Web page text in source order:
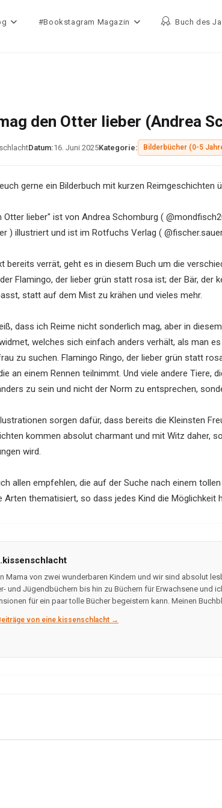
#Bookstagram Magazin Buch des
den Otter lieber (Andrea
Datum:16. Juni 2025Kategorie: Bilderbücher (0-5
gerne ein Bilderbuch mit kurzen Reimgeschichten
Otter lieber" ist von Andrea Schomburg (
) illustriert und ist im Rotfuchs Verlag (
bereits verrät, geht es in diesem Buch um die
Flamingo, der lieber grün statt rosa ist; der Bär, der
statt auf dem Mist zu krähen und vieles mehr.
dass ich Reime nicht sonderlich mag, aber in
welches sich einfach anders verhält, als man
zu suchen. Flamingo Ringo, der lieber grün statt
an einem Rennen teilnimmt. Und viele andere Tiere,
zu sein und nicht der Norm zu entsprechen,
sorgen dafür, dass bereits die Kleinsten
kommen absolut charmant und mit Witz daher,
wird.
allen empfehlen, die auf der Suche nach einem
Arten thematisiert, so dass jedes Kind die Möglichkeit
Mama von zwei wunderbaren Kindern und wir sind absolut
und Jügendbüchern bis hin zu Büchern für Erwachsene und
für ein paar tolle Bücher begeistern kann. Meinen
von eine.kissenschlacht →